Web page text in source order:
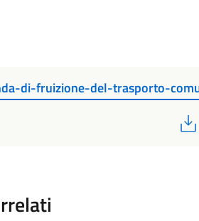
di-fruizione-del-trasporto-